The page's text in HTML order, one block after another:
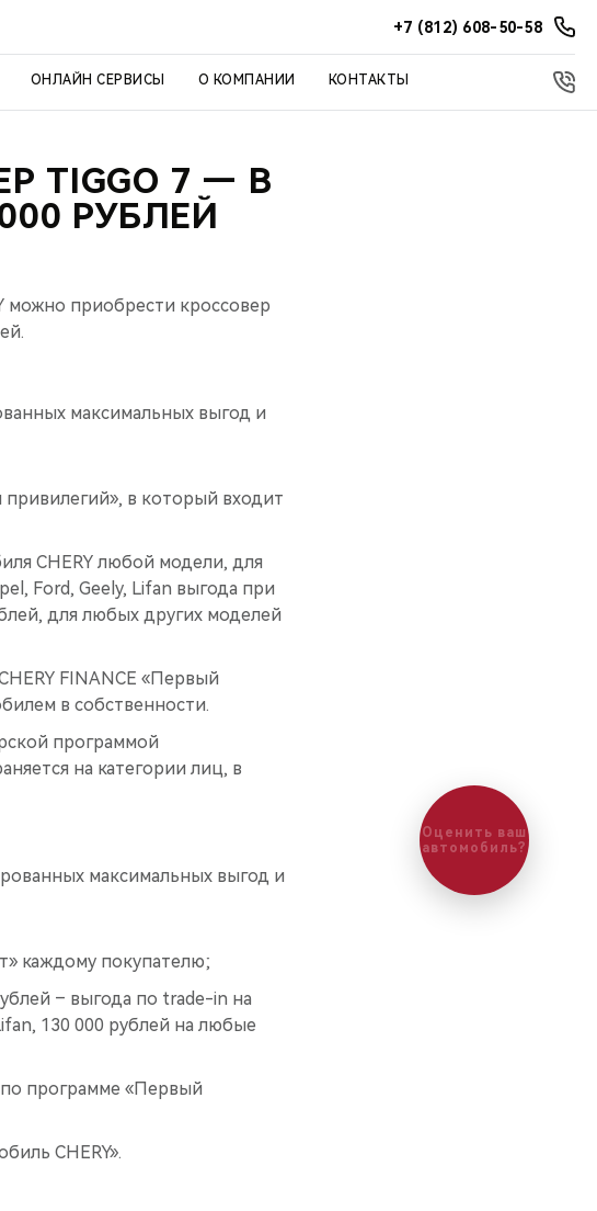
+7 (812) 608-50-58
ОНЛАЙН СЕРВИСЫ О КОМПАНИИ КОНТАКТЫ
TIGGO 7 — В
РУБЛЕЙ
можно приобрести кроссовер
максимальных выгод и
привилегий», в который входит
CHERY любой модели, для
Ford, Geely, Lifan выгода при
для любых других моделей
FINANCE «Первый
в собственности.
программой
на категории лиц, в
максимальных выгод и
каждому покупателю;
– выгода по trade-in на
130 000 рублей на любые
программе «Первый
CHERY».
Оценить ваш
автомобиль?